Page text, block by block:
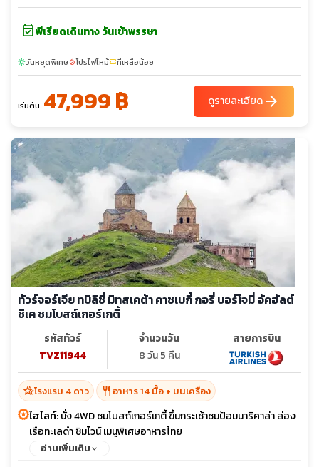
event_availableพีเรียดเดินทาง วันเข้าพรรษา
sunnyวันหยุดพิเศษlocal_fire_departmentโปรไฟไหม้confirmation_numberที่เหลือน้อย
เริ่มต้น 47,999 ฿ ดูรายละเอียดarrow_forward
ทัวร์จอร์เจีย ทบิลิซี่ มิทสเคต้า คาซเบกี้ กอรี่ บอร์โจมี่ อัคฮัลต์
ซิเค ชมโบสถ์เกอร์เกตี้
รหัสทัวร์
TVZ11944
จำนวนวัน
8 วัน 5 คืน
สายการบิน
hotel_classโรงแรม 4 ดาว restaurant อาหาร 14 มื้อ + บนเครื่อง
ไฮไลท์:นั่ง 4WD ชมโบสถ์เกอร์เกตี้ ขึ้นกระเช้าชมป้อมนาริคาล่า ล่อง
เรือทะเลดำ ชิมไวน์ เมนูพิเศษอาหารไทย
อ่านเพิ่มเติม